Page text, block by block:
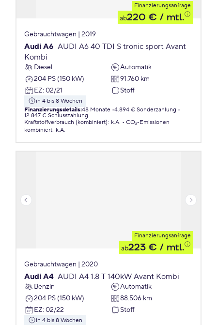
Finanzierungsanfrage
ab220 € / mtl.
Gebrauchtwagen | 2019
Audi A6 AUDI A6 40 TDI S tronic sport Avant
Kombi
Diesel
Automatik
204 PS (150 kW)
91.760 km
EZ: 02/21 Stoff
in 4 bis 8 Wochen
Finanzierungsdetails:48 Monate 4.894 € Sonderzahlung
12.847 € Schlusszahlung
Kraftstoffverbrauch (kombiniert): k.A.
CO₂-Emissionen
kombiniert: k.A.
Finanzierungsanfrage
ab223 € / mtl.
Gebrauchtwagen | 2020
Audi A4 AUDI A4 1.8 T 140kW Avant Kombi
Benzin
Automatik
204 PS (150 kW)
88.506 km
EZ: 02/22 Stoff
in 4 bis 8 Wochen